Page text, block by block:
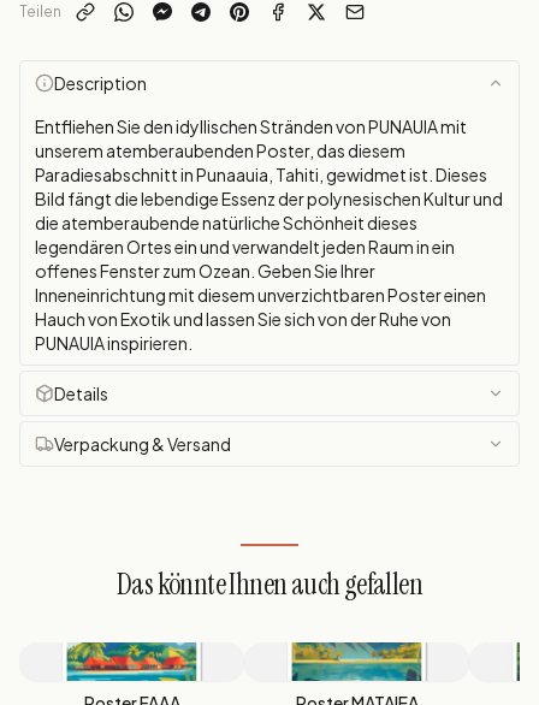
Teilen
Description
Entfliehen Sie den idyllischen Stränden von PUNAUIA mit
unserem atemberaubenden Poster, das diesem
Paradiesabschnitt in Punaauia, Tahiti, gewidmet ist. Dieses
Bild fängt die lebendige Essenz der polynesischen Kultur und
die atemberaubende natürliche Schönheit dieses
legendären Ortes ein und verwandelt jeden Raum in ein
offenes Fenster zum Ozean. Geben Sie Ihrer
Inneneinrichtung mit diesem unverzichtbaren Poster einen
Hauch von Exotik und lassen Sie sich von der Ruhe von
PUNAUIA inspirieren.
Details
Verpackung & Versand
Das könnte Ihnen auch gefallen